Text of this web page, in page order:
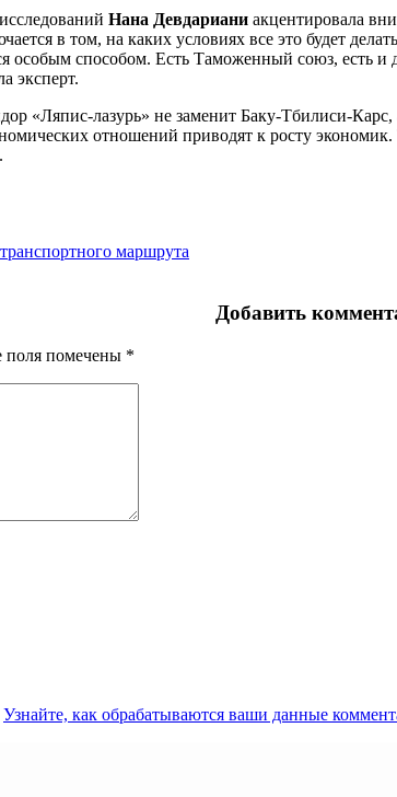
Нана Девдариани акцентировала
в том, на каких условиях все это будет
особым способом. Есть Таможенный союз, есть
эксперт.
«Ляпис-лазурь» не заменит Баку-Тбилиси-
отношений приводят к росту
маршрута
Добавить
поля помечены *
Узнайте, как обрабатываются ваши данные